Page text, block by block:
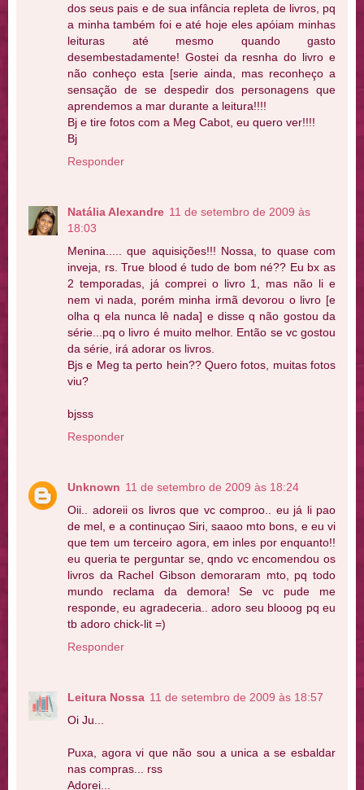
dos seus pais e de sua infância repleta de livros, pq
a minha também foi e até hoje eles apóiam minhas
leituras até mesmo quando gasto
desembestadamente! Gostei da resnha do livro e
não conheço esta [serie ainda, mas reconheço a
sensação de se despedir dos personagens que
aprendemos a mar durante a leitura!!!!
Bj e tire fotos com a Meg Cabot, eu quero ver!!!!
Bj
Responder
Natália Alexandre 11 de setembro de 2009 às
18:03
Menina..... que aquisições!!! Nossa, to quase com
inveja, rs. True blood é tudo de bom né?? Eu bx as
2 temporadas, já comprei o livro 1, mas não li e
nem vi nada, porém minha irmã devorou o livro [e
olha q ela nunca lê nada] e disse q não gostou da
série...pq o livro é muito melhor. Então se vc gostou
da série, irá adorar os livros.
Bjs e Meg ta perto hein?? Quero fotos, muitas fotos
viu?
bjsss
Responder
Unknown 11 de setembro de 2009 às 18:24
Oii.. adoreii os livros que vc comproo.. eu já li pao
de mel, e a continuçao Siri, saaoo mto bons, e eu vi
que tem um terceiro agora, em inles por enquanto!!
eu queria te perguntar se, qndo vc encomendou os
livros da Rachel Gibson demoraram mto, pq todo
mundo reclama da demora! Se vc pude me
responde, eu agradeceria.. adoro seu blooog pq eu
tb adoro chick-lit =)
Responder
Leitura Nossa 11 de setembro de 2009 às 18:57
Oi Ju...
Puxa, agora vi que não sou a unica a se esbaldar
nas compras... rss
Adorei...